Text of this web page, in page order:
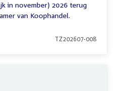
in november) 2026 terug
van Koophandel.
TZ202607-008